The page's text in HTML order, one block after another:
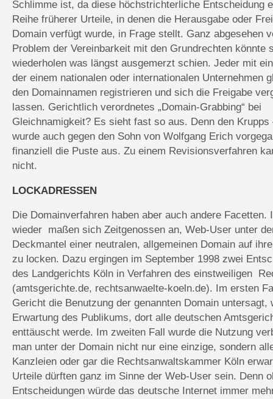
Schlimme ist, da diese höchstrichterliche Entscheidung
Reihe früherer Urteile, in denen die Herausgabe oder
Domain verfügt wurde, in Frage stellt. Ganz abgesehen
Problem der Vereinbarkeit mit den Grundrechten könnte
wiederholen was längst ausgemerzt schien. Jeder mit
der einem nationalen oder internationalen Unternehmen
den Domainnamen registrieren und sich die Freigabe
lassen. Gerichtlich verordnetes „Domain-Grabbing“ bei
Gleichnamigkeit? Es sieht fast so aus. Denn den Krupps
wurde auch gegen den Sohn von Wolfgang Erich
finanziell die Puste aus. Zu einem Revisionsverfahren
nicht.
LOCKADRESSEN
Die Domainverfahren haben aber auch andere Facetten.
wieder maßen sich Zeitgenossen an, Web-User unter
Deckmantel einer neutralen, allgemeinen Domain auf
zu locken. Dazu ergingen im September 1998 zwei
des Landgerichts Köln in Verfahren des einstweiligen
(amtsgerichte.de, rechtsanwaelte-koeln.de). Im ersten
Gericht die Benutzung der genannten Domain untersagt,
Erwartung des Publikums, dort alle deutschen
enttäuscht werde. Im zweiten Fall wurde die Nutzung
man unter der Domain nicht nur eine einzige, sondern
Kanzleien oder gar die Rechtsanwaltskammer Köln
Urteile dürften ganz im Sinne der Web-User sein. Denn
Entscheidungen würde das deutsche Internet immer